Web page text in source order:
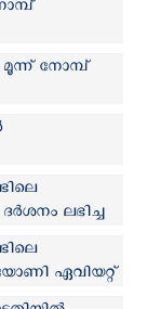
നോമ്പ്
ലഭിച്ച
ഏവിയറ്റ്